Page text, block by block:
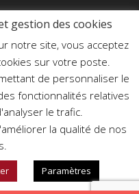
gestion des cookies
notre site, vous acceptez
sur votre poste.
de personnaliser le
fonctionnalités relatives
le trafic.
la qualité de nos
Paramètres